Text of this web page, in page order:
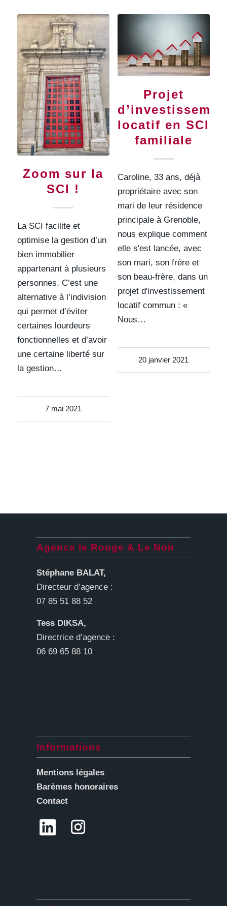
Zoom sur la
SCI !
La SCI facilite et
optimise la gestion d’un
bien immobilier
appartenant à plusieurs
personnes. C’est une
alternative à l’indivision
qui permet d’éviter
certaines lourdeurs
fonctionnelles et d’avoir
une certaine liberté sur
la gestion…
7 mai 2021
Projet
locatif en SCI
familiale
Caroline, 33 ans, déjà
propriétaire avec son
mari de leur résidence
principale à Grenoble,
nous explique comment
elle s'est lancée, avec
son mari, son frère et
son beau-frère, dans un
projet d'investissement
locatif commun : «
Nous…
20 janvier 2021
Agence le Rouge & Le Noir
Stéphane BALAT,
Directeur d’agence :
07 85 51 88 52
Tess DIKSA,
Directrice d’agence :
06 69 65 88 10
Informations
Mentions légales
Barèmes honoraires
Contact